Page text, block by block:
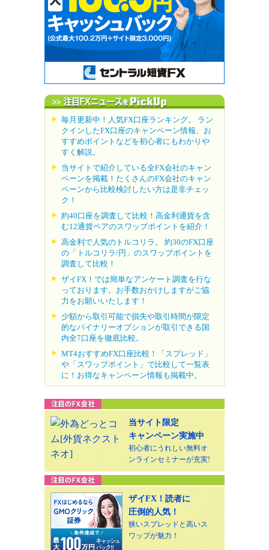
毎月更新中！人気FX口座ランキング。 ラン
クインしたFX口座のキャンペーン情報、お
すすめポイントなどを初心者にもわかりや
すく解説。
当サイトで紹介している全FX会社のキャン
ペーンを掲載！たくさんのFX会社のキャン
ペーンから比較検討したい方は是非チェッ
ク！
約40口座を調査して比較！高金利通貨を含
む12通貨ペアのスワップポイントを紹介！
高金利で人気のトルコリラ。 約30のFX口座
の「トルコリラ/円」のスワップポイントを
調査して比較！
ザイFX！では簡単なアンケート調査を行な
っております。お手数おかけしますがご協
力をお願いいたします！
少額から取引可能で損失や取引時間が限定
的なバイナリーオプションが取引できる国
内全7口座を徹底比較。
MT4おすすめFX口座比較！「スプレッド」
や「スワップポイント」で比較して一覧表
に！お得なキャンペーン情報も掲載中。
当サイト限定
キャンペーン実施中
初心者にうれしい無料オ
ンラインセミナーが充実!
ザイFX！読者に
圧倒的人気！
狭いスプレッドと高いス
ワップが魅力！